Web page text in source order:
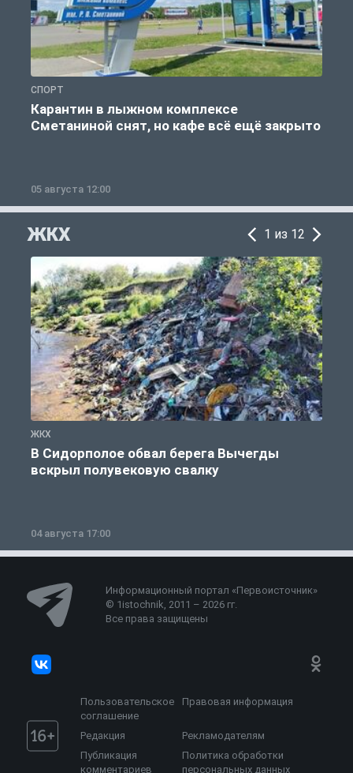
СПОРТ
Карантин в лыжном комплексе
Сметаниной снят, но кафе всё ещё закрыто
05 августа 12:00
ЖКХ 1 из 12
ЖКХ
В Сидорполое обвал берега Вычегды
вскрыл полувековую свалку
04 августа 17:00
Информационный портал «Первоисточник»
© 1istochnik, 2011 – 2026 гг.
Все права защищены
Пользовательское
соглашение
Правовая информация
Редакция
Рекламодателям
Публикация
комментариев
Политика обработки
персональных данных